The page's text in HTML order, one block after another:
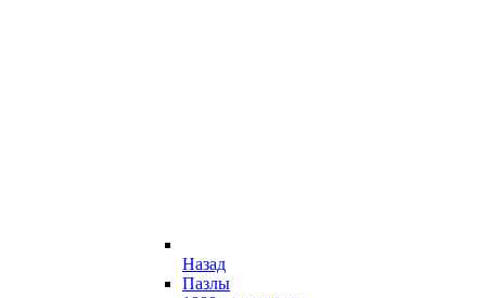
Назад
Пазлы